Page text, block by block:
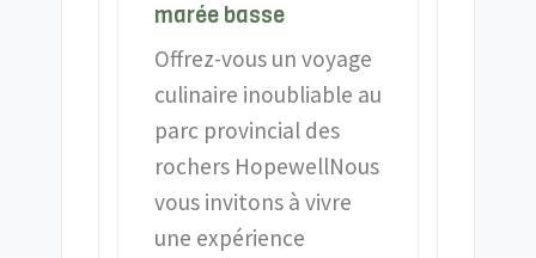
marée basse
Offrez-vous un voyage
culinaire inoubliable au
parc provincial des
rochers HopewellNous
vous invitons à vivre
une expérience